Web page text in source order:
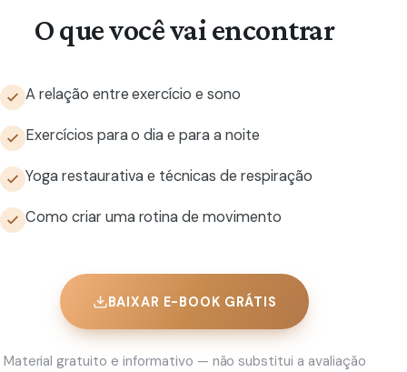
O que você vai encontrar
A relação entre exercício e sono
Exercícios para o dia e para a noite
Yoga restaurativa e técnicas de respiração
Como criar uma rotina de movimento
BAIXAR E-BOOK GRÁTIS
Material gratuito e informativo — não substitui a avaliação